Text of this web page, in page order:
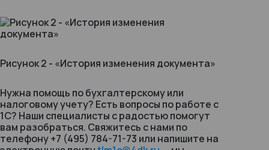
Рисунок 2 - «История изменения документа»
Нужна помощь по бухгалтерскому или
налоговому учету? Есть вопросы по работе с
1С? Наши специалисты с радостью помогут
вам разобраться. Свяжитесь с нами по
телефону +7 (495) 784-71-73 или напишите на